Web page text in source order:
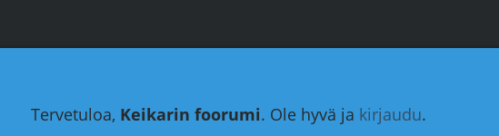
Tervetuloa, Keikarin foorumi. Ole hyvä ja kirjaudu.